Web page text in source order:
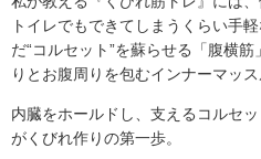
トイレでもできてしまうくらい手
だ“コルセット”を蘇らせる「腹横
りとお腹周りを包むインナーマッス
内臓をホールドし、支えるコルセ
がくびれ作りの第一歩。